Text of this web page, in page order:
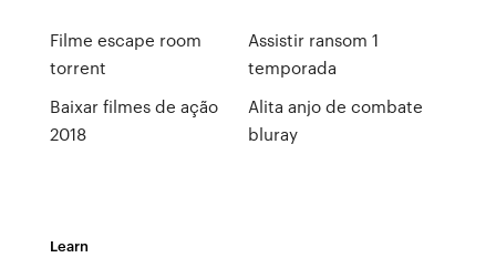
Filme escape room
torrent
Baixar filmes de ação
2018
Assistir ransom 1
temporada
Alita anjo de combate
bluray
Learn